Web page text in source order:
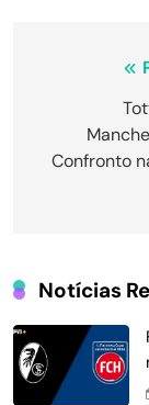
Post
Confronto
Notícias